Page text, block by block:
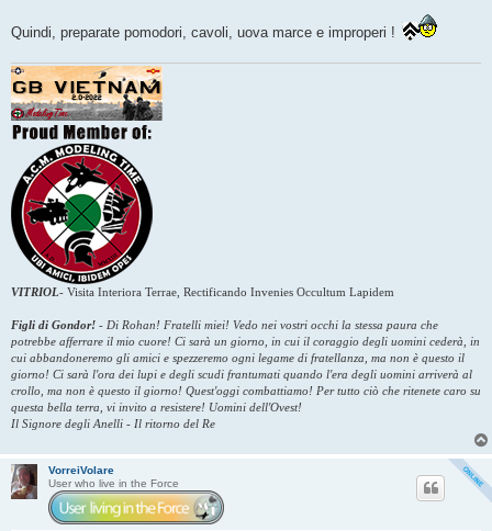
Quindi, preparate pomodori, cavoli, uova marce e improperi !
VITRIOL- Visita Interiora Terrae, Rectificando Invenies Occultum Lapidem
Figli di Gondor! - Di Rohan! Fratelli miei! Vedo nei vostri occhi la stessa paura che
potrebbe afferrare il mio cuore! Ci sarà un giorno, in cui il coraggio degli uomini cederà, in
cui abbandoneremo gli amici e spezzeremo ogni legame di fratellanza, ma non è questo il
giorno! Ci sarà l'ora dei lupi e degli scudi frantumati quando l'era degli uomini arriverà al
crollo, ma non è questo il giorno! Quest'oggi combattiamo! Per tutto ciò che ritenete caro su
questa bella terra, vi invito a resistere! Uomini dell'Ovest!
Il Signore degli Anelli - Il ritorno del Re
VorreiVolare
User who live in the Force